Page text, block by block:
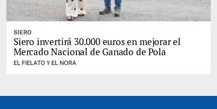
SIERO
Siero invertirá 30.000 euros en mejorar el
Mercado Nacional de Ganado de Pola
EL FIELATO Y EL NORA